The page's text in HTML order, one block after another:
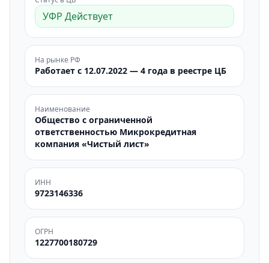
УФР Действует
На рынке РФ
Работает с 12.07.2022 — 4 года в реестре ЦБ
Наименование
Общество с ограниченной
ответственностью Микрокредитная
компания «Чистый лист»
ИНН
9723146336
ОГРН
1227700180729